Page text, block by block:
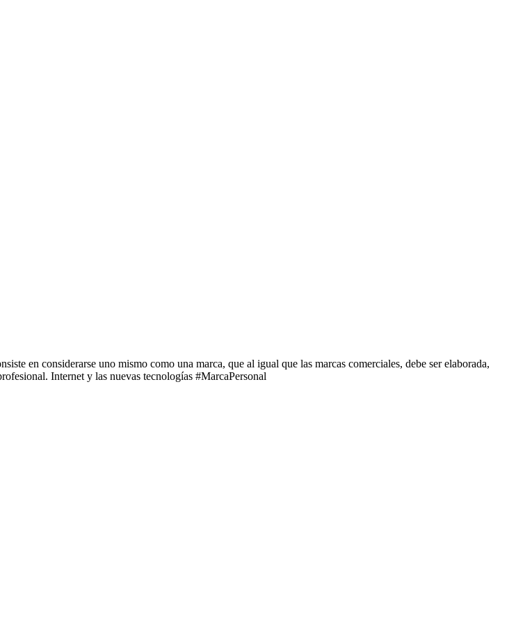
en considerarse uno mismo como una marca, que al igual que las marcas comerciales, debe ser elaborada,
Internet y las nuevas tecnologías #MarcaPersonal